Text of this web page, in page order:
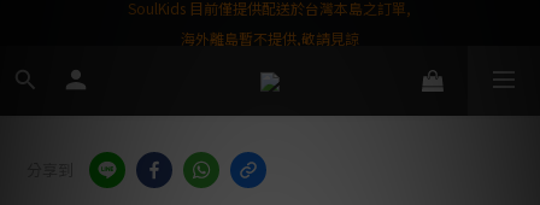
屬購物金❤️
SoulKids 目前僅提供配送於台灣本島之訂單,
海外離島暫不提供,敬請見諒